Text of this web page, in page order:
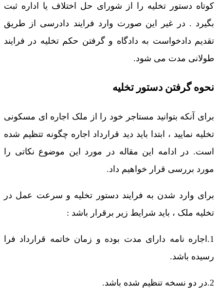
کوتاه دستور تخلیه را از شورای حل اختلاف یا اداره ثبت
بگیرد . در غیر این صورت وارد فرایند دادرسی از طریق
تقدیم دادخواست به دادگاه و گرفتن حکم تخلیه در فرایند
طولانی مدت می شود.
نحوه گرفتن دستور تخلیه
برای آنکه بتوانید مستاجر خود را از ملک اجاره ای مسکونی
تخلیه نمایید ، ابتدا باید دید قرارداد اجاره چگونه تتظیم شده
است. در ادامه این مقاله در مورد این موضوع نکاتی را
مورد بررسی قرار خواهیم داد.
برای وارد شدن به فرایند دستور تخلیه و سرعت عمل در
تخلیه ملک ، باید شرایط زیر برقرار باشد :
1.اجاره نامه دارای مدت بوده و زمان خاتمه قرارداد فرا
رسیده باشد.
2.در دو نسخه تنظیم شده باشد.